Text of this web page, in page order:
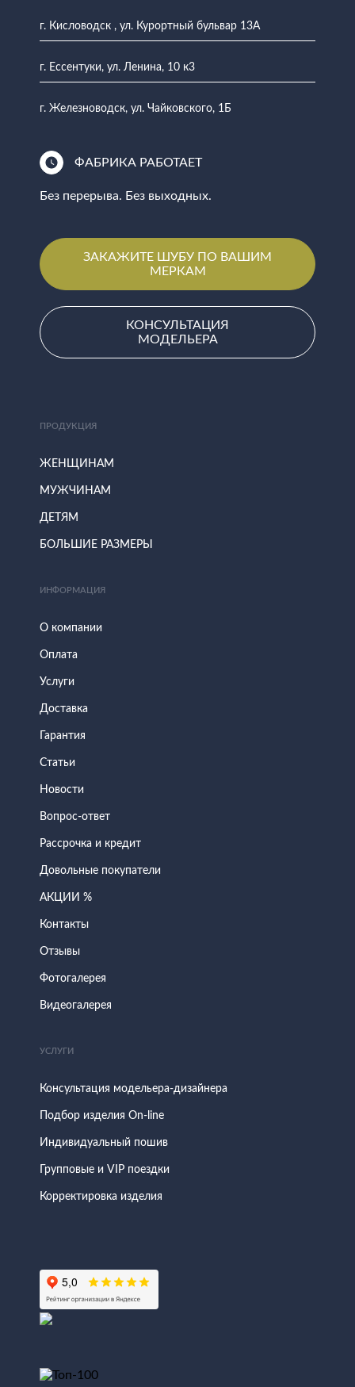
г. Кисловодск , ул. Курортный бульвар 13А
г. Ессентуки, ул. Ленина, 10 к3
г. Железноводск, ул. Чайковского, 1Б
ФАБРИКА РАБОТАЕТ
Без перерыва. Без выходных.
ЗАКАЖИТЕ ШУБУ ПО ВАШИМ
МЕРКАМ
КОНСУЛЬТАЦИЯ
МОДЕЛЬЕРА
ПРОДУКЦИЯ
ЖЕНЩИНАМ
МУЖЧИНАМ
ДЕТЯМ
БОЛЬШИЕ РАЗМЕРЫ
ИНФОРМАЦИЯ
О компании
Оплата
Услуги
Доставка
Гарантия
Статьи
Новости
Вопрос-ответ
Рассрочка и кредит
Довольные покупатели
АКЦИИ %
Контакты
Отзывы
Фотогалерея
Видеогалерея
УСЛУГИ
Консультация модельера-дизайнера
Подбор изделия On-line
Индивидуальный пошив
Групповые и VIP поездки
Корректировка изделия